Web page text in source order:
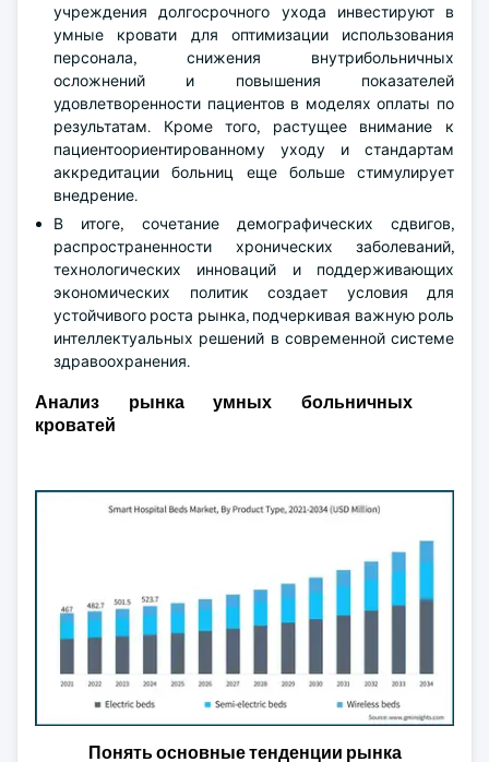
учреждения долгосрочного ухода инвестируют в
умные кровати для оптимизации использования
персонала, снижения внутрибольничных
осложнений и повышения показателей
удовлетворенности пациентов в моделях оплаты по
результатам. Кроме того, растущее внимание к
пациентоориентированному уходу и стандартам
аккредитации больниц еще больше стимулирует
внедрение.
В итоге, сочетание демографических сдвигов,
распространенности хронических заболеваний,
технологических инноваций и поддерживающих
экономических политик создает условия для
устойчивого роста рынка, подчеркивая важную роль
интеллектуальных решений в современной системе
здравоохранения.
Анализ рынка умных больничных
кроватей
Понять основные тенденции рынка